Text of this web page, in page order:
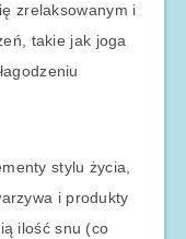
zrelaksowanym i
takie jak joga
stylu życia,
i produkty
ilość snu (co